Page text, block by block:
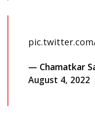
— Chamatkar
August 4, 2022